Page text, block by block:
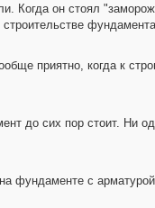
Когда он стоял
приятно, когда к
до сих пор стоит. Ни
на фундаменте с